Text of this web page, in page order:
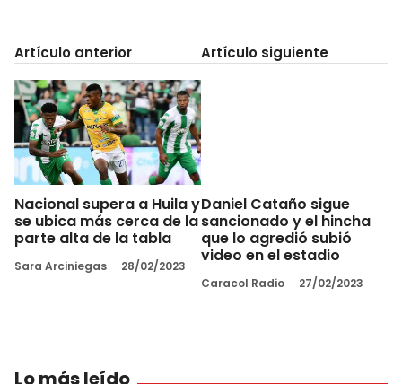
Artículo anterior
Nacional supera a Huila y
se ubica más cerca de la
parte alta de la tabla
Sara Arciniegas 28/02/2023
Artículo siguiente
Daniel Cataño sigue
sancionado y el hincha
que lo agredió subió
video en el estadio
Caracol Radio 27/02/2023
Lo más leído